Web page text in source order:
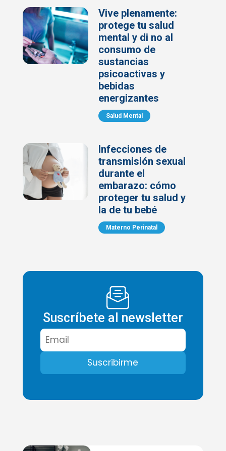
Vive plenamente:
protege tu salud
mental y di no al
consumo de
sustancias
psicoactivas y
bebidas
energizantes
Salud Mental
Infecciones de
transmisión sexual
durante el
embarazo: cómo
proteger tu salud y
la de tu bebé
Materno Perinatal
Suscríbete al newsletter